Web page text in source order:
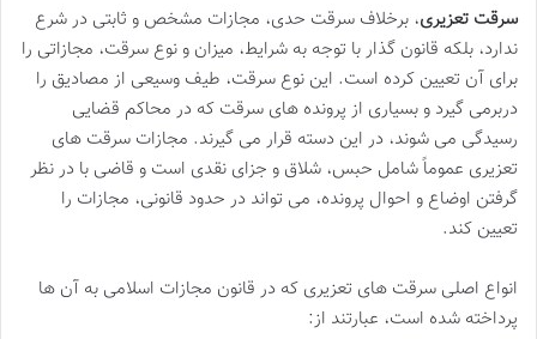
سرقت تعزیری، برخلاف سرقت حدی، مجازات مشخص و ثابتی در شرع
ندارد، بلکه قانون گذار با توجه به شرایط، میزان و نوع سرقت، مجازاتی را
برای آن تعیین کرده است. این نوع سرقت، طیف وسیعی از مصادیق را
دربرمی گیرد و بسیاری از پرونده های سرقت که در محاکم قضایی
رسیدگی می شوند، در این دسته قرار می گیرند. مجازات سرقت های
تعزیری عموماً شامل حبس، شلاق و جزای نقدی است و قاضی با در نظر
گرفتن اوضاع و احوال پرونده، می تواند در حدود قانونی، مجازات را
تعیین کند.
انواع اصلی سرقت های تعزیری که در قانون مجازات اسلامی به آن ها
پرداخته شده است، عبارتند از: